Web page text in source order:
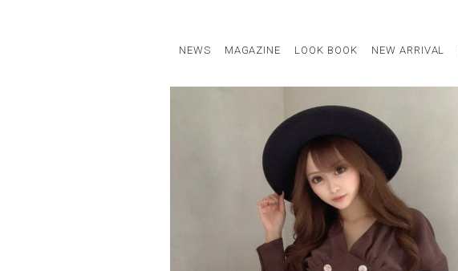
NEWS MAGAZINE LOOK BOOK NEW ARRIVAL